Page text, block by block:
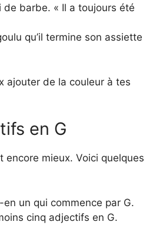
de barbe. « Il a toujours été
qu’il termine son assiette
ajouter de la couleur à tes
en G
encore mieux. Voici quelques
un qui commence par G.
cinq adjectifs en G.